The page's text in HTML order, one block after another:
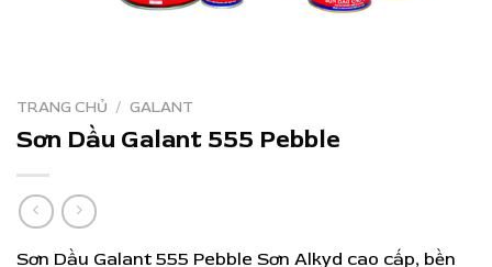
TRANG CHỦ / GALANT
Sơn Dầu Galant 555 Pebble
Sơn Dầu Galant 555 Pebble Sơn Alkyd cao cấp, bền